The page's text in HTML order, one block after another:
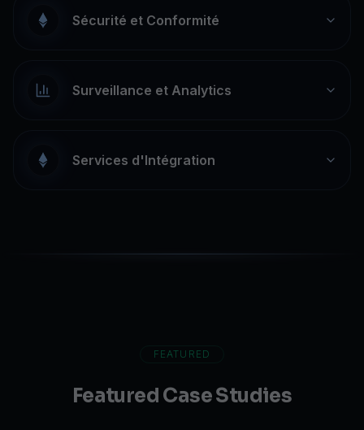
Sécurité et Conformité
Surveillance et Analytics
Services d'Intégration
FEATURED
Featured Case Studies